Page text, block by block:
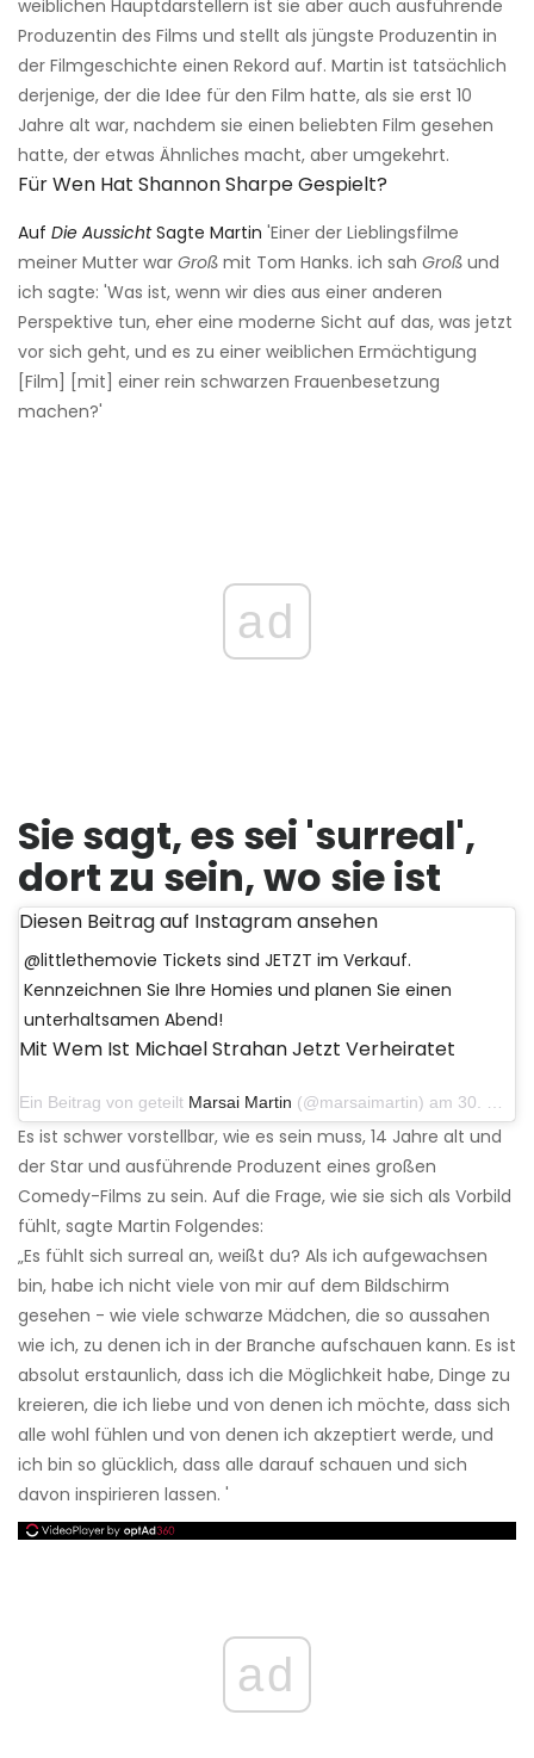
weiblichen Hauptdarstellern ist sie aber auch ausführende
Produzentin des Films und stellt als jüngste Produzentin in
der Filmgeschichte einen Rekord auf. Martin ist tatsächlich
derjenige, der die Idee für den Film hatte, als sie erst 10
Jahre alt war, nachdem sie einen beliebten Film gesehen
hatte, der etwas Ähnliches macht, aber umgekehrt.
Für Wen Hat Shannon Sharpe Gespielt?
Auf Die AussichtSagte Martin 'Einer der Lieblingsfilme
meiner Mutter war Groß mit Tom Hanks. ich sah Groß und
ich sagte: 'Was ist, wenn wir dies aus einer anderen
Perspektive tun, eher eine moderne Sicht auf das, was jetzt
vor sich geht, und es zu einer weiblichen Ermächtigung
[Film] [mit] einer rein schwarzen Frauenbesetzung
machen?'
ad
Sie sagt, es sei 'surreal',
dort zu sein, wo sie ist
Diesen Beitrag auf Instagram ansehen
@littlethemovie Tickets sind JETZT im Verkauf.
Kennzeichnen Sie Ihre Homies und planen Sie einen
unterhaltsamen Abend!
Mit Wem Ist Michael Strahan Jetzt Verheiratet
Ein Beitrag von geteilt Marsai Martin (@marsaimartin) am 30. März 2019 um 13:23 Uhr PDT
Es ist schwer vorstellbar, wie es sein muss, 14 Jahre alt und
der Star und ausführende Produzent eines großen
Comedy-Films zu sein. Auf die Frage, wie sie sich als Vorbild
fühlt, sagte Martin Folgendes:
„Es fühlt sich surreal an, weißt du? Als ich aufgewachsen
bin, habe ich nicht viele von mir auf dem Bildschirm
gesehen - wie viele schwarze Mädchen, die so aussahen
wie ich, zu denen ich in der Branche aufschauen kann. Es ist
absolut erstaunlich, dass ich die Möglichkeit habe, Dinge zu
kreieren, die ich liebe und von denen ich möchte, dass sich
alle wohl fühlen und von denen ich akzeptiert werde, und
ich bin so glücklich, dass alle darauf schauen und sich
davon inspirieren lassen. '
ad